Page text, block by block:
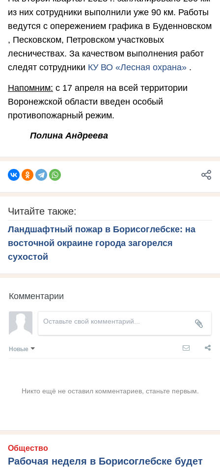
из них сотрудники выполнили уже 90 км. Работы
ведутся с опережением графика в Буденновском
, Песковском, Петровском участковых
лесничествах. За качеством выполнения работ
следят сотрудники КУ ВО «Лесная охрана» .
Напомним: с 17 апреля на всей территории
Воронежской области введен особый
противопожарный режим.
Полина Андреева
Читайте также:
Ландшафтный пожар в Борисоглебске: на
восточной окраине города загорелся
сухостой
Комментарии
Новые
Никто ещё не оставил комментариев, станьте первым.
Общество
Рабочая неделя в Борисоглебске будет